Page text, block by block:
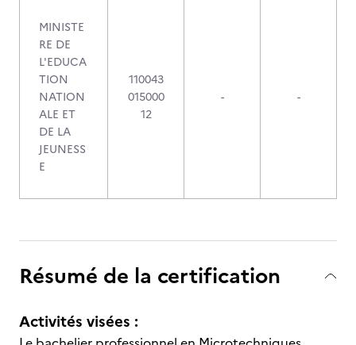
MINISTE
RE DE
L'EDUCA
TION
NATION
ALE ET
DE LA
JEUNESS
E
110043
015000
12
- -
Résumé de la certification
Activités visées :